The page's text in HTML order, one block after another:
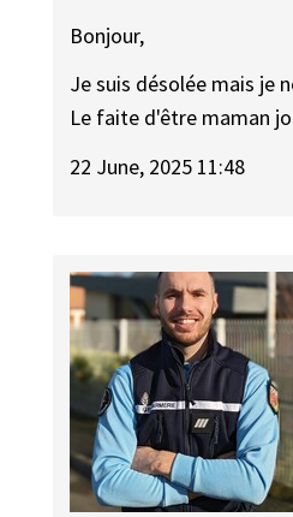
Bonjour,
Je suis désolée mais je
Le faite d'être maman
22 June, 2025 11:48